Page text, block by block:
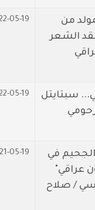
من
نقد الشعر
05-19
سبتايتل
05-19
في
عراقي"
/ صلاح
21-05-19